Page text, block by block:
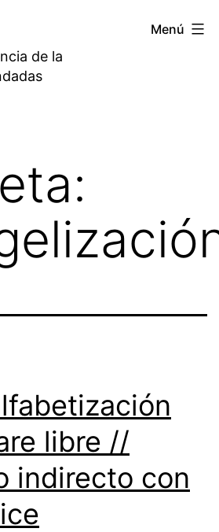
de la
Menú
libre //
indirecto con